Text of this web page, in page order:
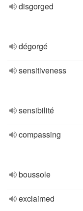
disgorged
dégorgé
sensitiveness
sensibilité
compassing
boussole
exclaimed